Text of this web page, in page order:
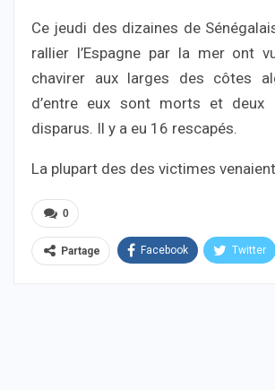
Ce jeudi des dizaines de
rallier l’Espagne par la mer ont
chavirer aux larges des côtes
d’entre eux sont morts et deux
disparus. Il y a eu 16 rescapés.
La plupart des des victimes
0
Partage Facebook Twitter